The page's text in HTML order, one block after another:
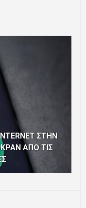
ΣΤΗΝ
ΑΠΟ ΤΙΣ